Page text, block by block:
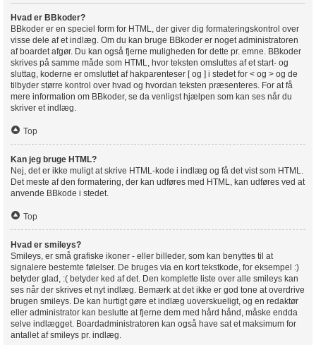
Hvad er BBkoder?
BBkoder er en speciel form for HTML, der giver dig formateringskontrol over
visse dele af et indlæg. Om du kan bruge BBkoder er noget administratoren
af boardet afgør. Du kan også fjerne muligheden for dette pr. emne. BBkoder
skrives på samme måde som HTML, hvor teksten omsluttes af et start- og
sluttag, koderne er omsluttet af hakparenteser [ og ] i stedet for < og > og de
tilbyder større kontrol over hvad og hvordan teksten præsenteres. For at få
mere information om BBkoder, se da venligst hjælpen som kan ses når du
skriver et indlæg.
Top
Kan jeg bruge HTML?
Nej, det er ikke muligt at skrive HTML-kode i indlæg og få det vist som HTML.
Det meste af den formatering, der kan udføres med HTML, kan udføres ved at
anvende BBkode i stedet.
Top
Hvad er smileys?
Smileys, er små grafiske ikoner - eller billeder, som kan benyttes til at
signalere bestemte følelser. De bruges via en kort tekstkode, for eksempel :)
betyder glad, :( betyder ked af det. Den komplette liste over alle smileys kan
ses når der skrives et nyt indlæg. Bemærk at det ikke er god tone at overdrive
brugen smileys. De kan hurtigt gøre et indlæg uoverskueligt, og en redaktør
eller administrator kan beslutte at fjerne dem med hård hånd, måske endda
selve indlægget. Boardadministratoren kan også have sat et maksimum for
antallet af smileys pr. indlæg.